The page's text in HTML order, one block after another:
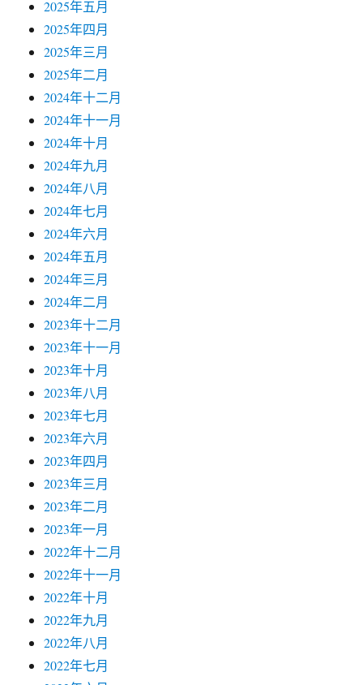
2025年五月
2025年四月
2025年三月
2025年二月
2024年十二月
2024年十一月
2024年十月
2024年九月
2024年八月
2024年七月
2024年六月
2024年五月
2024年三月
2024年二月
2023年十二月
2023年十一月
2023年十月
2023年八月
2023年七月
2023年六月
2023年四月
2023年三月
2023年二月
2023年一月
2022年十二月
2022年十一月
2022年十月
2022年九月
2022年八月
2022年七月